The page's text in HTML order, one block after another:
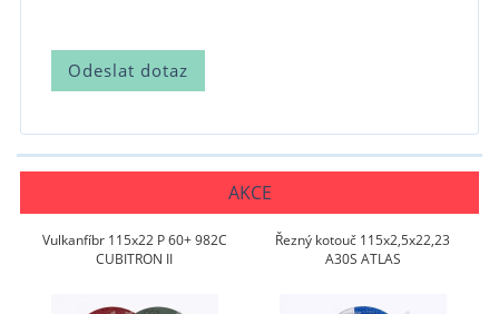
AKCE
Vulkanfíbr 115x22 P 60+ 982C
CUBITRON II
Řezný kotouč 115x2,5x22,23
A30S ATLAS